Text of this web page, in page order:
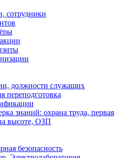
сотрудники
должности служащих
переподготовка
знаний: охрана труда, первая
высоте, ОЗП
безопасность